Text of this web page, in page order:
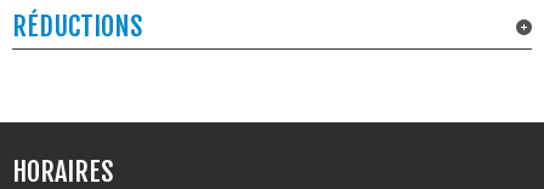
RÉDUCTIONS
HORAIRES